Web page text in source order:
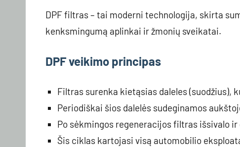
DPF filtras – tai moderni technologija, skirta
kenksmingumą aplinkai ir žmonių sveikatai.
DPF veikimo principas
Filtras surenka kietąsias daleles (suodžius),
Periodiškai šios dalelės sudeginamos
Po sėkmingos regeneracijos filtras išsivalo
Šis ciklas kartojasi visą automobilio